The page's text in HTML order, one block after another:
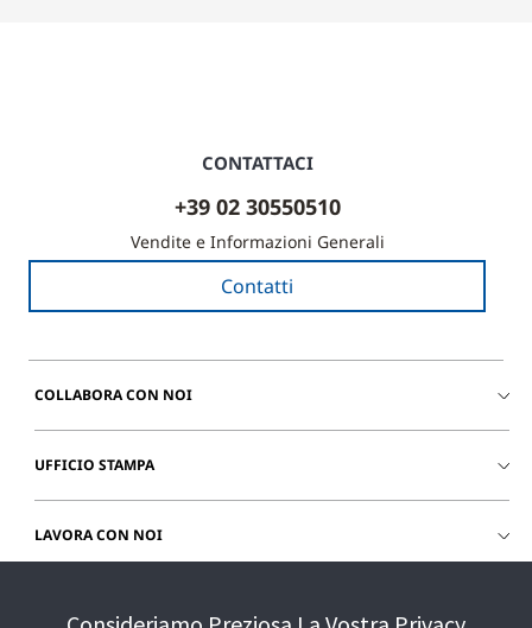
CONTATTACI
+39 02 30550510
Vendite e Informazioni Generali
Contatti
COLLABORA CON NOI
UFFICIO STAMPA
LAVORA CON NOI